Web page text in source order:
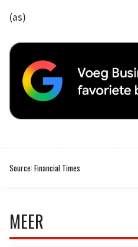
(as)
Source: Financial Times
MEER